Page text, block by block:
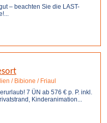
– beachten Sie die LAST-
/ Bibione / Friaul
7 ÜN ab 576 € p. P. inkl.
Kinderanimation...